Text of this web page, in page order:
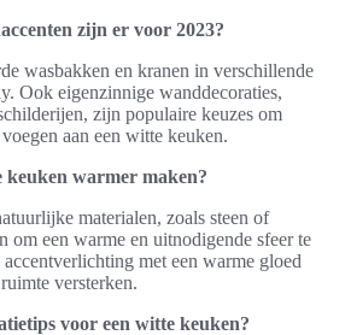
zijn er voor 2023?
wasbakken en kranen in verschillende
Ook eigenzinnige wanddecoraties,
zijn populaire keuzes om
aan een witte keuken.
warmer maken?
materialen, zoals steen of
om een warme en uitnodigende sfeer te
accentverlichting met een warme gloed
versterken.
voor een witte keuken?